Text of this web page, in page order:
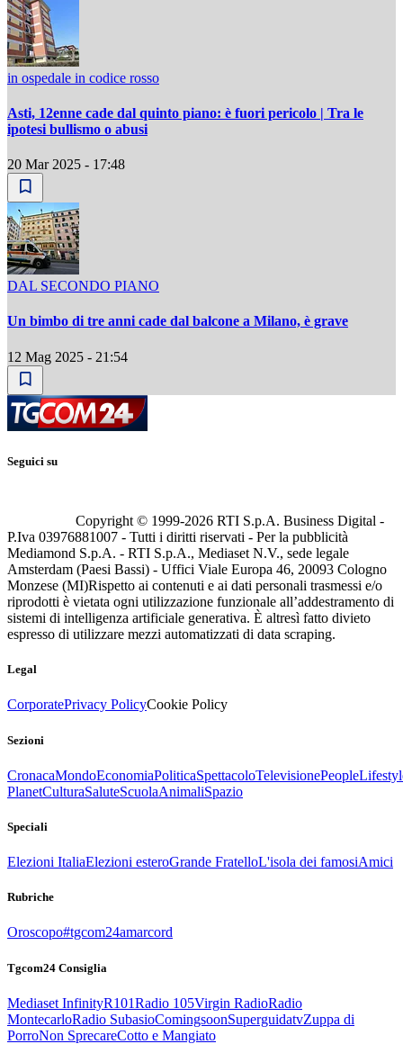
in ospedale in codice rosso
Asti, 12enne cade dal quinto piano: è fuori pericolo | Tra le
ipotesi bullismo o abusi
20 Mar 2025 - 17:48
DAL SECONDO PIANO
Un bimbo di tre anni cade dal balcone a Milano, è grave
12 Mag 2025 - 21:54
Seguici su
Copyright © 1999-2026 RTI S.p.A. Business Digital -
P.Iva 03976881007 - Tutti i diritti riservati - Per la pubblicità
Mediamond S.p.A. - RTI S.p.A., Mediaset N.V., sede legale
Amsterdam (Paesi Bassi) - Uffici Viale Europa 46, 20093 Cologno
Monzese (MI)Rispetto ai contenuti e ai dati personali trasmessi e/o
riprodotti è vietata ogni utilizzazione funzionale all’addestramento di
sistemi di intelligenza artificiale generativa. È altresì fatto divieto
espresso di utilizzare mezzi automatizzati di data scraping.
Legal
CorporatePrivacy PolicyCookie Policy
Sezioni
CronacaMondoEconomiaPoliticaSpettacoloTelevisionePeople
PlanetCulturaSaluteScuolaAnimaliSpazio
Speciali
Elezioni ItaliaElezioni esteroGrande FratelloL'isola dei famosiAmici
Rubriche
Oroscopo#tgcom24amarcord
Tgcom24 Consiglia
Mediaset InfinityR101Radio 105Virgin RadioRadio
MontecarloRadio SubasioComingsoonSuperguidatvZuppa di
PorroNon SprecareCotto e Mangiato